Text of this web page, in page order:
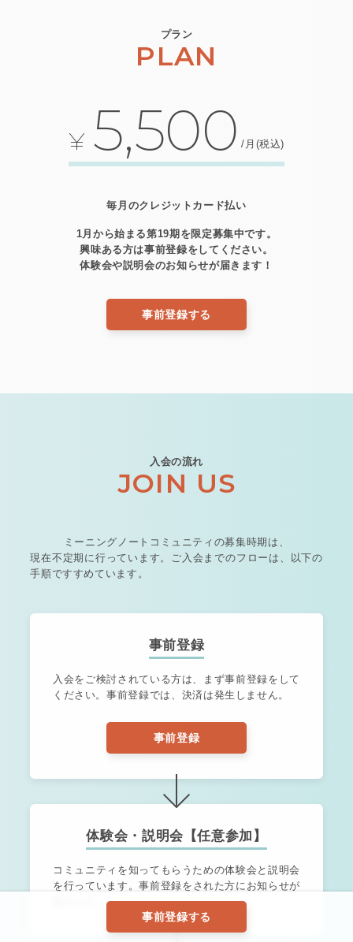
事前登録する
プラン
PLAN
¥ 5,500 /月(税込)
毎月のクレジットカード払い
1月から始まる第19期を限定募集中です。
興味ある方は事前登録をしてください。
体験会や説明会のお知らせが届きます！
事前登録する
入会の流れ
JOIN US
ミーニングノートコミュニティの募集時期は、
現在不定期に行っています。 ご入会までのフローは、以下の
手順ですすめています。
事前登録
入会をご検討されている方は、まず事前登録をして
ください。事前登録では、決済は発生しません。
事前登録
体験会・説明会【任意参加】
コミュニティを知ってもらうための体験会と説明会
を行っています。事前登録をされた方にお知らせが
届きます。